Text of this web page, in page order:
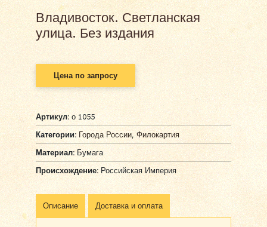
Владивосток. Светланская
улица. Без издания
Цена по запросу
Артикул:о 1055
Категории: Города России,Филокартия
Материал:Бумага
Происхождение: Российская Империя
Описание Доставка и оплата